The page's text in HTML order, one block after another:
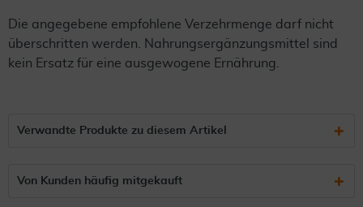
Die angegebene empfohlene Verzehrmenge darf nicht
überschritten werden. Nahrungsergänzungsmittel sind
kein Ersatz für eine ausgewogene Ernährung.
Verwandte Produkte zu diesem Artikel
Von Kunden häufig mitgekauft